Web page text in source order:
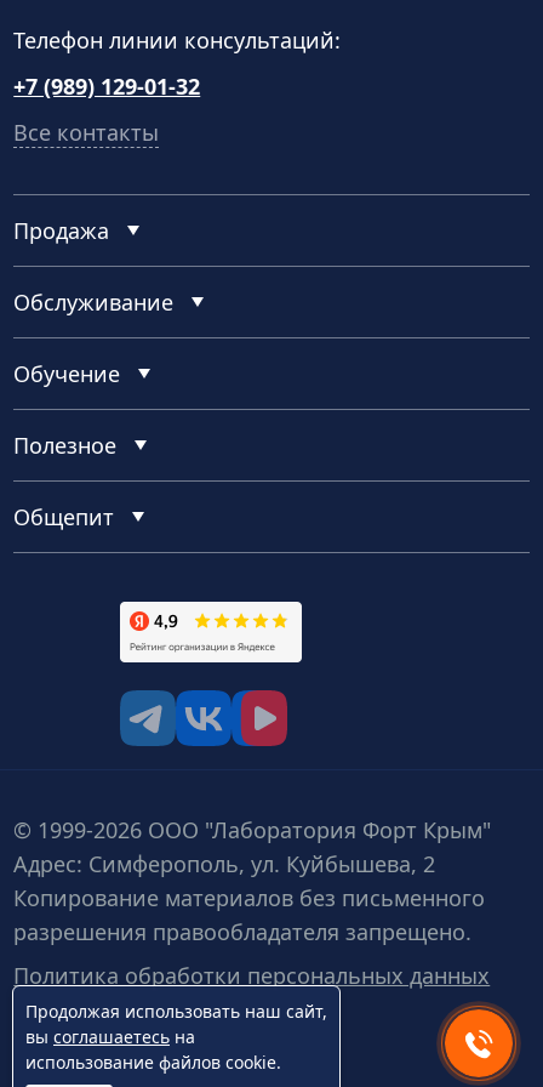
Телефон линии консультаций:
+7 (989) 129-01-32
Все контакты
Продажа
Обслуживание
Обучение
Полезное
Общепит
© 1999-2026 ООО "Лаборатория Форт Крым"
Адрес: Симферополь, ул. Куйбышева, 2
Копирование материалов без письменного
разрешения правообладателя запрещено.
Политика обработки персональных данных
Продолжая использовать наш сайт,
вы соглашаетесь на
использование файлов cookie.